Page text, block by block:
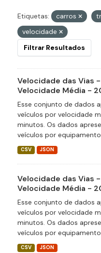
Etiquetas: carros
velocidade
Filtrar Resultados
Velocidade das Vias
Velocidade Média -
Esse conjunto de dados
veículos por velocidade
minutos. Os dados
veículos por
CSV JSON
Velocidade das Vias
Velocidade Média -
Esse conjunto de dados
veículos por velocidade
minutos. Os dados
veículos por
CSV JSON